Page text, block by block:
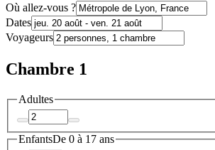
Où allez-vous ?
Dates
Voyageurs
Chambre 1
Adultes
EnfantsDe 0 à 17 ans